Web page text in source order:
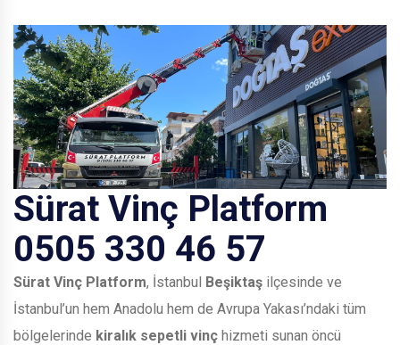
Sürat Vinç Platform
0505 330 46 57
Sürat Vinç Platform, İstanbul Beşiktaş ilçesinde ve
İstanbul’un hem Anadolu hem de Avrupa Yakası’ndaki tüm
bölgelerinde kiralık sepetli vinç hizmeti sunan öncü